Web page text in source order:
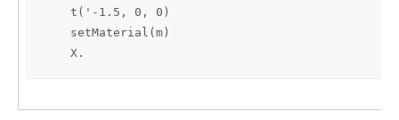
    t('-1.5, 0, 0)
    setMaterial(m)
    X.